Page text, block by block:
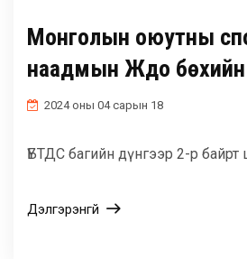
Монголын оюутны
наадмын Жүдо
2024 оны 04 сарын 18
ҮБТДС багийн дүнгээр 2-р байрт
Дэлгэрэнгүй